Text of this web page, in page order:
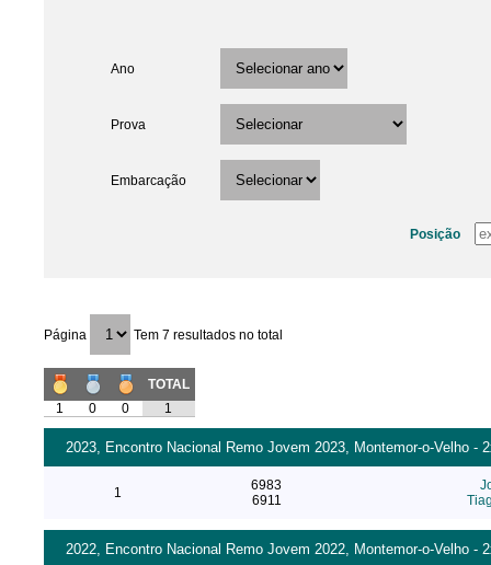
Ano
Prova
Embarcação
Posição
Página Tem 7 resultados no total
TOTAL
1
0 0 1
2023, Encontro Nacional Remo Jovem 2023, Montemor-o-Velho -
1
6983
6911
2022, Encontro Nacional Remo Jovem 2022, Montemor-o-Velho -